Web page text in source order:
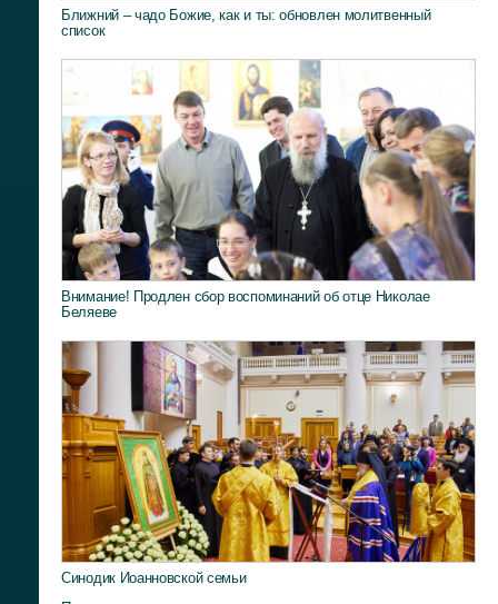
Ближний – чадо Божие, как и ты: обновлен молитвенный
список
Внимание! Продлен сбор воспоминаний об отце Николае
Беляеве
Синодик Иоанновской семьи